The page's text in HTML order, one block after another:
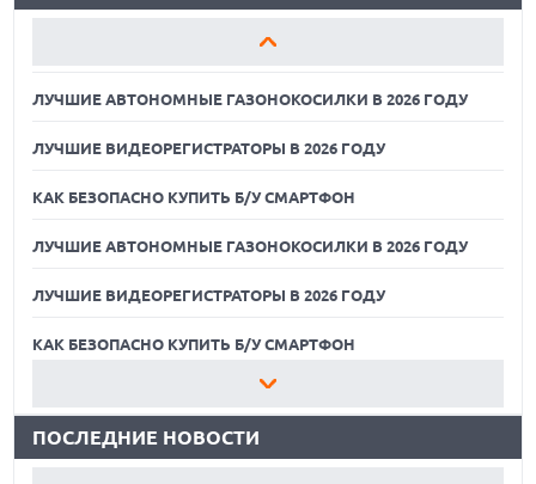
КАК БЕЗОПАСНО КУПИТЬ Б/У СМАРТФОН
ЛУЧШИЕ АВТОНОМНЫЕ ГАЗОНОКОСИЛКИ В 2026 ГОДУ
ЛУЧШИЕ ВИДЕОРЕГИСТРАТОРЫ В 2026 ГОДУ
КАК БЕЗОПАСНО КУПИТЬ Б/У СМАРТФОН
ЛУЧШИЕ АВТОНОМНЫЕ ГАЗОНОКОСИЛКИ В 2026 ГОДУ
ЛУЧШИЕ ВИДЕОРЕГИСТРАТОРЫ В 2026 ГОДУ
КАК БЕЗОПАСНО КУПИТЬ Б/У СМАРТФОН
ЛУЧШИЕ АВТОНОМНЫЕ ГАЗОНОКОСИЛКИ В 2026 ГОДУ
ЛУЧШИЕ ВИДЕОРЕГИСТРАТОРЫ В 2026 ГОДУ
ПОСЛЕДНИЕ НОВОСТИ
07.08.2026
ПОВТОРИТ УСПЕХ ЛЕГЕНДАРНЫХ МОДЕЛЕЙ КОМПАНИИ